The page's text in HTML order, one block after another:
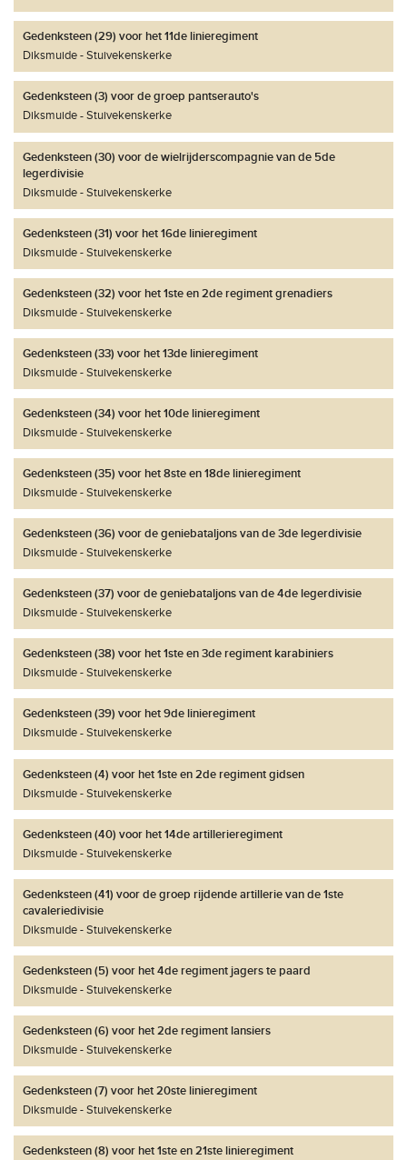
Gedenksteen (29) voor het 11de linieregiment
Diksmuide
Stuivekenskerke
Gedenksteen (3) voor de groep pantserauto's
Diksmuide
Stuivekenskerke
Gedenksteen (30) voor de wielrijderscompagnie van de 5de
legerdivisie
Diksmuide
Stuivekenskerke
Gedenksteen (31) voor het 16de linieregiment
Diksmuide
Stuivekenskerke
Gedenksteen (32) voor het 1ste en 2de regiment grenadiers
Diksmuide
Stuivekenskerke
Gedenksteen (33) voor het 13de linieregiment
Diksmuide
Stuivekenskerke
Gedenksteen (34) voor het 10de linieregiment
Diksmuide
Stuivekenskerke
Gedenksteen (35) voor het 8ste en 18de linieregiment
Diksmuide
Stuivekenskerke
Gedenksteen (36) voor de geniebataljons van de 3de legerdivisie
Diksmuide
Stuivekenskerke
Gedenksteen (37) voor de geniebataljons van de 4de legerdivisie
Diksmuide
Stuivekenskerke
Gedenksteen (38) voor het 1ste en 3de regiment karabiniers
Diksmuide
Stuivekenskerke
Gedenksteen (39) voor het 9de linieregiment
Diksmuide
Stuivekenskerke
Gedenksteen (4) voor het 1ste en 2de regiment gidsen
Diksmuide
Stuivekenskerke
Gedenksteen (40) voor het 14de artillerieregiment
Diksmuide
Stuivekenskerke
Gedenksteen (41) voor de groep rijdende artillerie van de 1ste
cavaleriedivisie
Diksmuide
Stuivekenskerke
Gedenksteen (5) voor het 4de regiment jagers te paard
Diksmuide
Stuivekenskerke
Gedenksteen (6) voor het 2de regiment lansiers
Diksmuide
Stuivekenskerke
Gedenksteen (7) voor het 20ste linieregiment
Diksmuide
Stuivekenskerke
Gedenksteen (8) voor het 1ste en 21ste linieregiment